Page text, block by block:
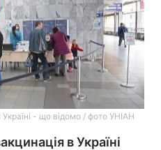
Україні - що відомо / фото УНІАН
в Україні